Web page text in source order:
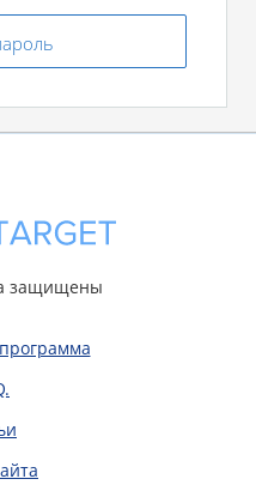
защищены